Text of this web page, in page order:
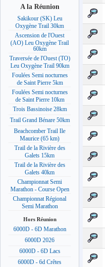
A la Réunion
Sakikour (SK) Leu
Oxygène Trail 30km
Ascension de l'Ouest
(AO) Leu Oxygène Trail
60km
Traversée de l'Ouest (TO)
Leu Oxygène Trail 90km
Foulées Semi nocturnes
de Saint Pierre 5km
Foulées Semi nocturnes
de Saint Pierre 10km
Trois Bassinoise 28km
Trail Grand Bénare 50km
Beachcomber Trail Ile
Maurice (65 km)
Trail de la Rivière des
Galets 15km
Trail de la Rivière des
Galets 40km
Championnat Semi
Marathon - Course Open
Championnat Régional
Semi Marathon
Hors Réunion
6000D - 6D Marathon
6000D 2026
6000D - 6D Lacs
6000D - 6d Crêtes